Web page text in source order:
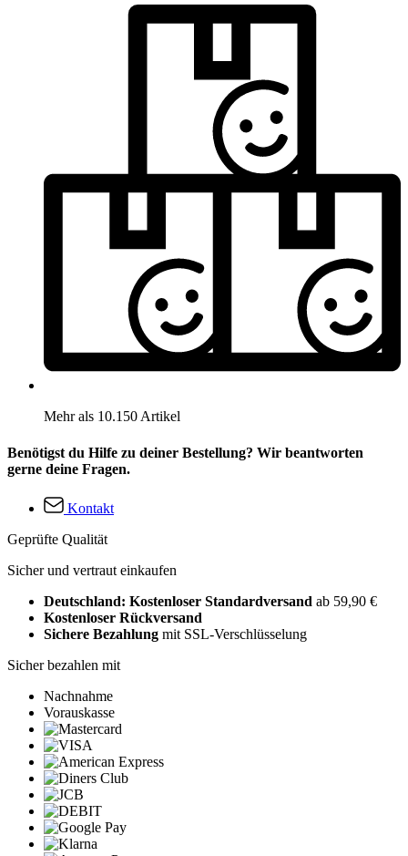
Mehr als 10.150 Artikel
Benötigst du Hilfe zu deiner Bestellung? Wir beantworten
gerne deine Fragen.
Kontakt
Geprüfte Qualität
Sicher und vertraut einkaufen
Deutschland: Kostenloser Standardversand ab 59,90 €
Kostenloser Rückversand
Sichere Bezahlung mit SSL-Verschlüsselung
Sicher bezahlen mit
Nachnahme
Vorauskasse